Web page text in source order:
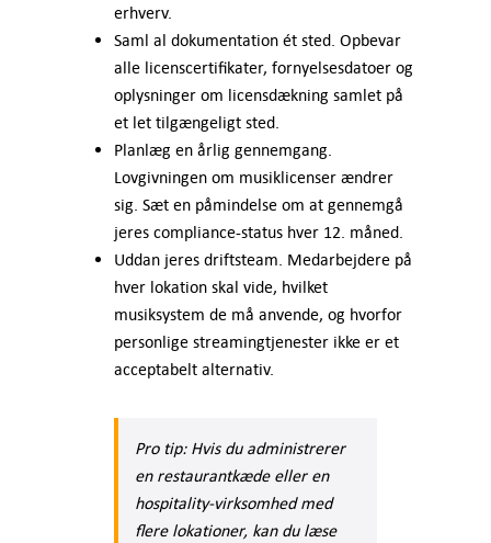
erhverv.
Saml al dokumentation ét sted. Opbevar
alle licenscertifikater, fornyelsesdatoer og
oplysninger om licensdækning samlet på
et let tilgængeligt sted.
Planlæg en årlig gennemgang.
Lovgivningen om musiklicenser ændrer
sig. Sæt en påmindelse om at gennemgå
jeres compliance-status hver 12. måned.
Uddan jeres driftsteam. Medarbejdere på
hver lokation skal vide, hvilket
musiksystem de må anvende, og hvorfor
personlige streamingtjenester ikke er et
acceptabelt alternativ.
Pro tip: Hvis du administrerer
en restaurantkæde eller en
hospitality-virksomhed med
flere lokationer, kan du læse